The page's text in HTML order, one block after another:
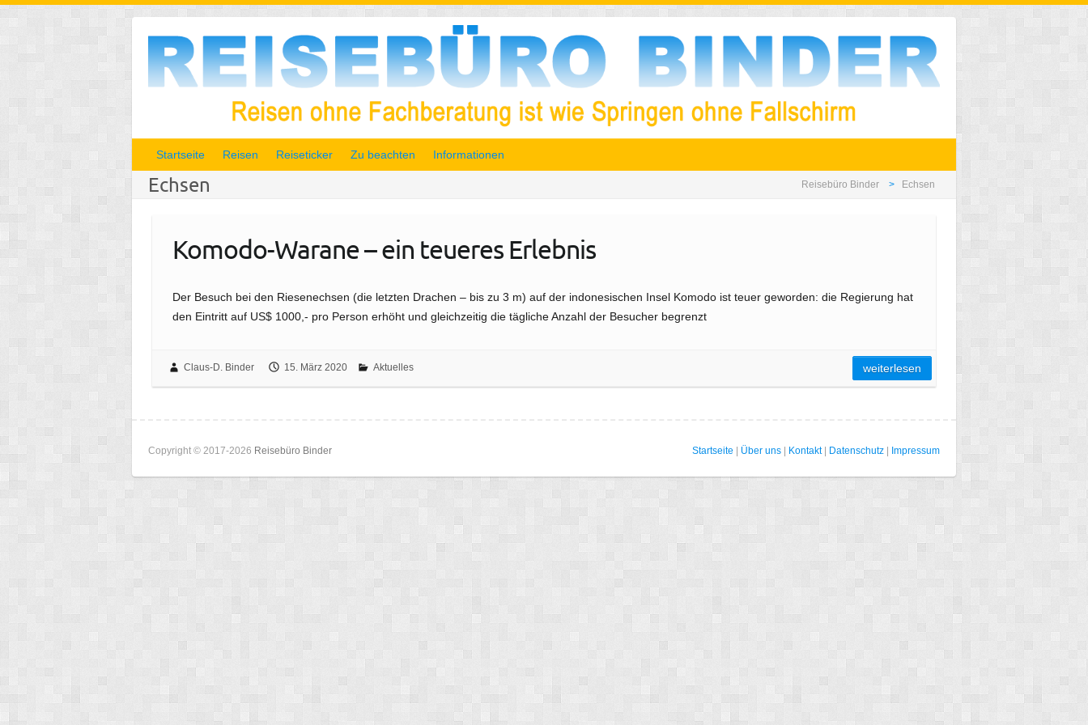
Startseite Reisen Reiseticker Zu beachten Informationen
Reisebüro Binder Echsen
Echsen
Komodo-Warane – ein teueres Erlebnis
Der Besuch bei den Riesenechsen (die letzten Drachen – bis zu 3 m) auf der indonesischen Insel Komodo ist teuer geworden: die Regierung hat
den Eintritt auf US$ 1000,- pro Person erhöht und gleichzeitig die tägliche Anzahl der Besucher begrenzt
Claus-D. Binder 15. März 2020 Aktuelles weiterlesen
Copyright © 2017-2026 Reisebüro Binder Startseite Über uns Kontakt| Datenschutz Impressum